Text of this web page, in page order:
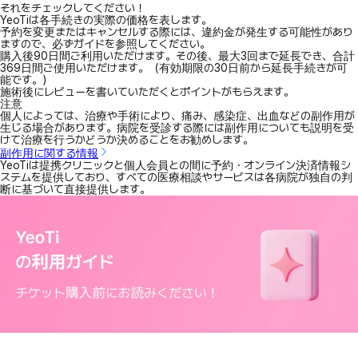
それをチェックしてください！
YeoTiは各手続きの実際の価格を表します。
予約を変更またはキャンセルする際には、違約金が発生する可能性があり
ますので、必ずガイドを参照してください。
購入後90日間ご利用いただけます。その後、最大3回まで延長でき、合計
369日間ご使用いただけます。（有効期限の30日前から延長手続きが可
能です。）
施術後にレビューを書いていただくとポイントがもらえます。
注意
個人によっては、治療や手術により、痛み、感染症、出血などの副作用が
生じる場合があります。病院を受診する際には副作用についても説明を受
けて治療を行うかどうか決めることをお勧めします。
副作用に関する情報
YeoTiは提携クリニックと個人会員との間に予約・オンライン決済情報シ
ステムを提供しており、すべての医療相談やサービスは各病院が独自の判
断に基づいて直接提供します。